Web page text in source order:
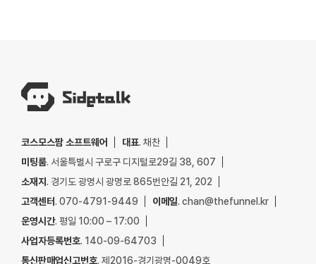
코스모스팜 소프트웨어 대표. 채찬
미팅룸. 서울특별시 구로구 디지털로29길 38, 607
소재지. 경기도 광명시 광명로 865번안길 21, 202
고객센터. 070-4791-9449 이메일. chan@thefunnel.kr
운영시간. 평일 10:00 – 17:00
사업자등록번호. 140-09-64703
통신판매업신고번호. 제2016-경기광명-0049호